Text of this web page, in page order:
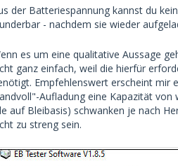
der Batteriespannung kannst du
- nachdem sie wieder
es um eine qualitative Aussage
ganz einfach, weil die hierfür
Empfehlenswert erscheint mir
Aufladung eine Kapazität von
auf Bleibasis) schwanken je nach
zu streng sein.